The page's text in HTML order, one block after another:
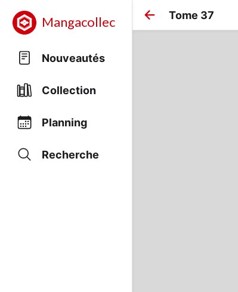
Mangacollec
Nouveautés
Collection
Planning
Recherche
Tome 37